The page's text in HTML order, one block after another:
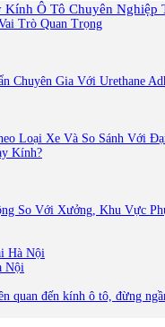
Kính Ô Tô Chuyên Nghiệp
Trò Quan Trọng
Chuyên Gia Với Urethane
Loại Xe Và So Sánh Với
Kính?
So Với Xưởng, Khu Vực
Hà Nội
Nội
quan đến kính ô tô, đừng